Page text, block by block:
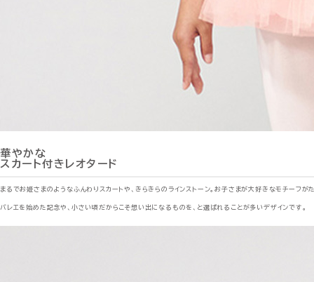
華やかな
スカート付きレオタード
まるでお姫さまのようなふんわりスカートや、きらきらのラインストーン。お子さまが大好きなモチーフが
バレエを始めた記念や、小さい頃だからこそ想い出になるものを、と選ばれることが多いデザインです。